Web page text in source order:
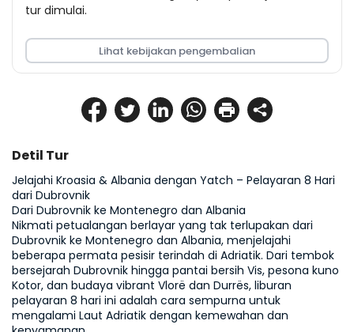
Detil Tur
Jelajahi Kroasia & Albania dengan Yatch – Pelayaran 8 Hari
dari Dubrovnik
Dari Dubrovnik ke Montenegro dan Albania
Nikmati petualangan berlayar yang tak terlupakan dari
Dubrovnik ke Montenegro dan Albania, menjelajahi
beberapa permata pesisir terindah di Adriatik. Dari tembok
bersejarah Dubrovnik hingga pantai bersih Vis, pesona kuno
Kotor, dan budaya vibrant Vlorë dan Durrës, liburan
pelayaran 8 hari ini adalah cara sempurna untuk
mengalami Laut Adriatik dengan kemewahan dan
tur dimulai.
Lihat kebijakan pengembalian